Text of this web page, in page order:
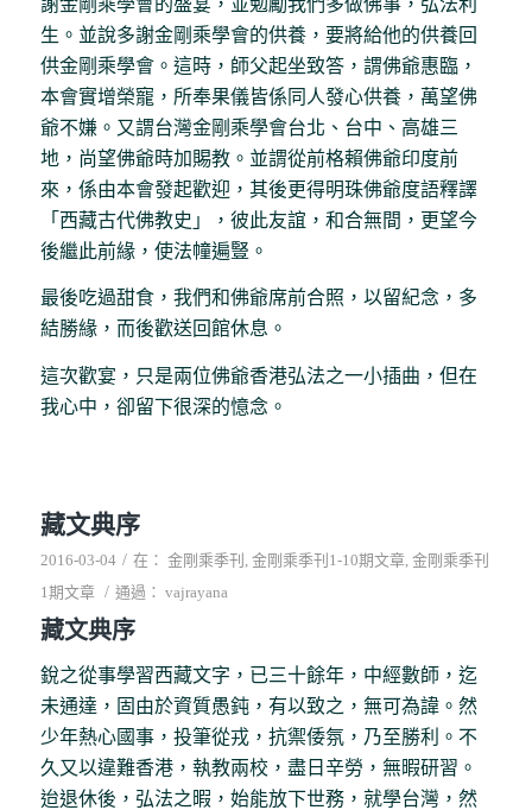
生。並說多謝金剛乘學會的供養，要將給他的供養回
供金剛乘學會。這時，師父起坐致答，謂佛爺惠臨，
本會實增榮寵，所奉果儀皆係同人發心供養，萬望佛
爺不嫌。又謂台灣金剛乘學會台北、台中、高雄三
地，尚望佛爺時加賜教。並謂從前格賴佛爺印度前
來，係由本會發起歡迎，其後更得明珠佛爺度語釋譯
「西藏古代佛教史」，彼此友誼，和合無間，更望今
後繼此前緣，使法幢遍豎。
最後吃過甜食，我們和佛爺席前合照，以留紀念，多
結勝緣，而後歡送回館休息。
這次歡宴，只是兩位佛爺香港弘法之一小插曲，但在
我心中，卻留下很深的憶念。
藏文典序
2016-03-04 / 在： 金剛乘季刊 , 金剛乘季刊1-10期文章, 金剛乘季刊
1期文章 / 通過： vajrayana
藏文典序
銳之從事學習西藏文字，已三十餘年，中經數師，迄
未通達，固由於資質愚鈍，有以致之，無可為諱。然
少年熱心國事，投筆從戎，抗禦倭氛，乃至勝利。不
久又以違難香港，執教兩校，盡日辛勞，無暇研習。
迨退休後，弘法之暇，始能放下世務，就學台灣，然